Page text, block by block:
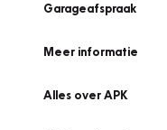
Garageafspraak
Meer informatie
Alles over APK